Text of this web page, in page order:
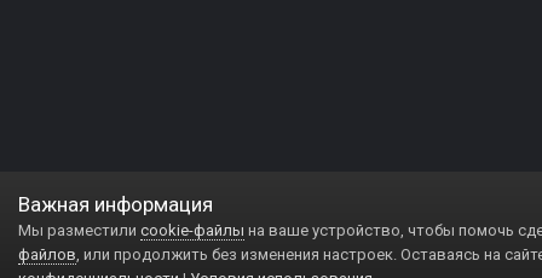
Важная информация
Мы разместили cookie-файлы на ваше устройство, чтобы помочь
файлов, или продолжить без изменения настроек. Оставаясь на